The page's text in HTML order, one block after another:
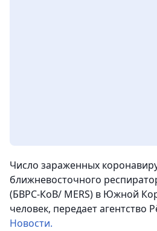
Число зараженных
ближневосточного
(БВРС-КоВ/ MERS) в Южной
человек, передает агентство
Новости.